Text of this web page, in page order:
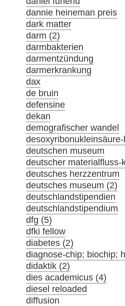
dannie heineman preis
dark matter
darm (2)
darmbakterien
darmentzündung
darmerkrankung
dax
de bruin
defensine
dekan
demografischer wandel
deutschen museum
deutscher materialfluss-
deutsches herzzentrum
deutsches museum (2)
deutschlandstipendien
deutschlandstipendium
dfg (5)
dfki fellow
diabetes (2)
diagnose-chip; biochip;
didaktik (2)
dies academicus (4)
diesel reloaded
diffusion